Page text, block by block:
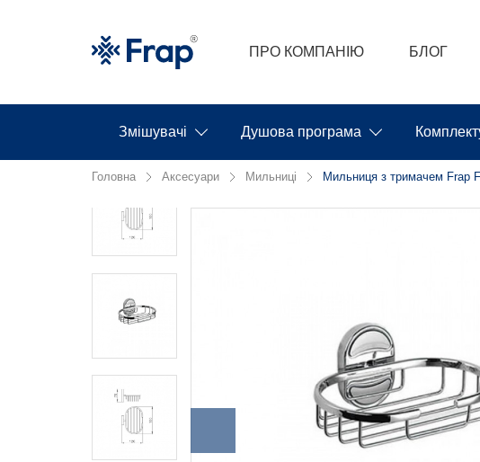
ПРО КОМПАНІЮ БЛОГ
Змішувачі Душова програма
Головна Аксесуари Мильниці Мильниця з тримачем Frap